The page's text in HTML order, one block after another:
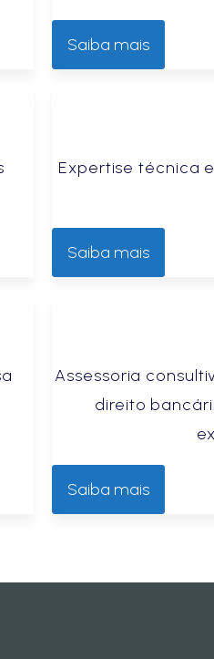
Saiba mais
Expertise técnica
Saiba mais
Assessoria
direito
Saiba mais